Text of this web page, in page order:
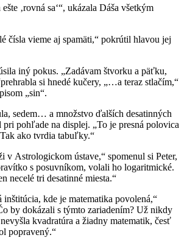
‚rovná sa‘“, ukázala Dáša všetkým
čísla vieme aj spamäti,“ pokrútil hlavou jej
iný pokus. „Zadávam štvorku a päťku,
si hnedé kučery, „…a teraz stlačím,“
„sin“.
sedem… a množstvo ďalších desatinných
pohľade na displej. „To je presná polovica
ako tvrdia tabuľky.“
v Astrologickom ústave,“ spomenul si Peter,
s posuvníkom, volali ho logaritmické.
necelé tri desatinné miesta.“
kde je matematika povolená,“
by dokázali s týmto zariadením? Už nikdy
kvadratúra a žiadny matematik, česť
popravený.“